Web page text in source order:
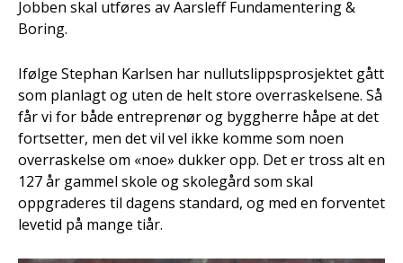
Jobben skal utføres av Aarsleff Fundamentering &
Boring.
Ifølge Stephan Karlsen har nullutslippsprosjektet gått
som planlagt og uten de helt store overraskelsene. Så
får vi for både entreprenør og byggherre håpe at det
fortsetter, men det vil vel ikke komme som noen
overraskelse om «noe» dukker opp. Det er tross alt en
127 år gammel skole og skolegård som skal
oppgraderes til dagens standard, og med en forventet
levetid på mange tiår.